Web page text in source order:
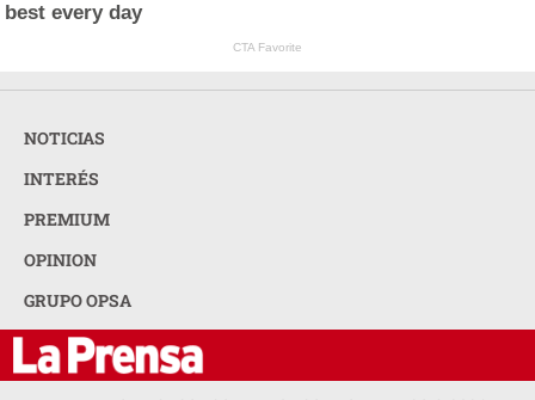
best every day
CTA Favorite
NOTICIAS
INTERÉS
PREMIUM
OPINION
GRUPO OPSA